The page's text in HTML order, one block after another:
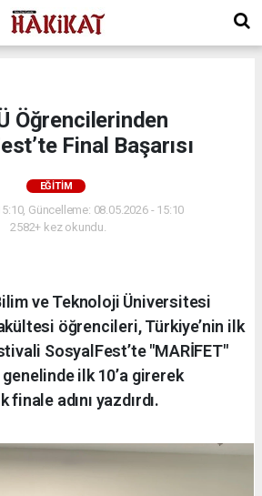
Öğrencilerinden
Final Başarısı
EĞITIM
Güncelleme: 08.05.2026 - 15:10
2582+ kez okundu.
ve Teknoloji Üniversitesi
öğrencileri, Türkiye’nin ilk
SosyalFest’te "MARİFET"
ilk 10’a girerek
finale adını yazdırdı.